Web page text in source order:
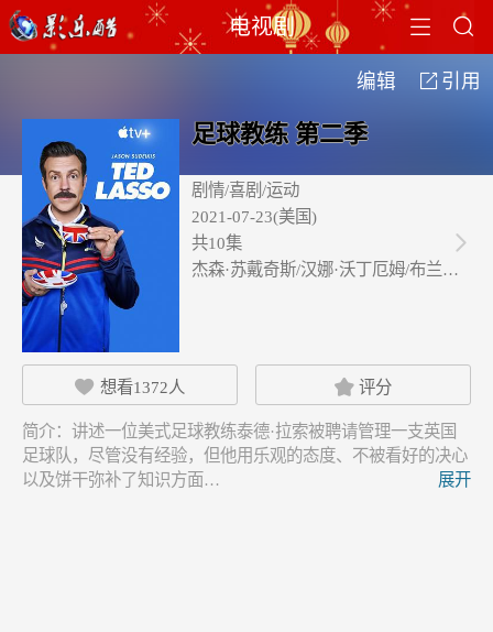
 
电视剧
编辑  引用
足球教练 第二季
剧情/喜剧/运动
2021-07-23(美国)
共10集
杰森·苏戴奇斯/汉娜·沃丁厄姆/布兰登·…

 想看1372人  评分
简介： 讲述一位美式足球教练泰德·拉索被聘请管理一支英国
足球队，尽管没有经验，但他用乐观的态度、不被看好的决心
以及饼干弥补了知识方面…
展开